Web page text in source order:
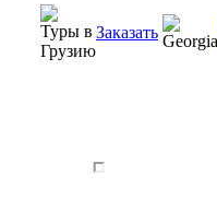
Заказать